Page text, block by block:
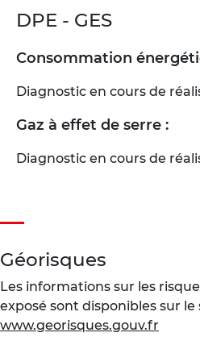
DPE - GES
Consommation
Diagnostic en cours de
Gaz à effet de serre :
Diagnostic en cours de
Géorisques
Les informations sur les
exposé sont disponibles sur le
www.georisques.gouv.fr